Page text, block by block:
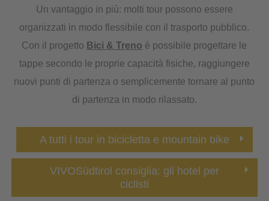
Un vantaggio in più: molti tour possono essere
organizzati in modo flessibile con il trasporto pubblico.
Con il progetto Bici & Treno è possibile progettare le
tappe secondo le proprie capacità fisiche, raggiungere
nuovi punti di partenza o semplicemente tornare al punto
di partenza in modo rilassato.
A tutti i tour in bicicletta e mountain bike
VIVOSüdtirol consiglia: gli hotel per
ciclisti